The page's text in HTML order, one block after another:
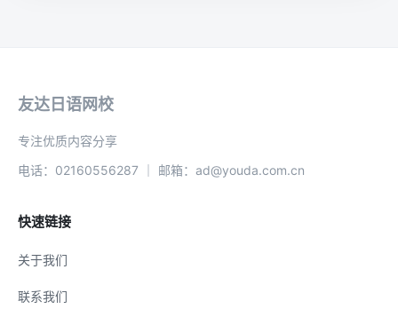
友达日语网校
专注优质内容分享
电话：02160556287 ｜ 邮箱：ad@youda.com.cn
快速链接
关于我们
联系我们